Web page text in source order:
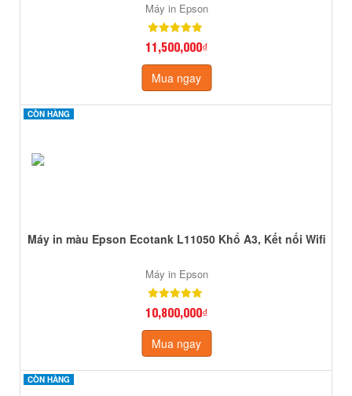
Máy in Epson
11,500,000₫
Mua ngay
CÒN HÀNG
CÒN HÀNG
Máy in màu Epson Ecotank L11050 Khổ A3, Kết nối Wifi
Máy in Epson
10,800,000₫
Mua ngay
CÒN HÀNG
CÒN HÀNG